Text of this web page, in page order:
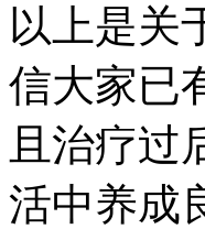
以上是关
信大家已
且治疗过
活中养成